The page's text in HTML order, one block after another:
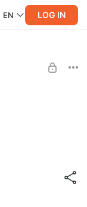
EN LOG IN
попросила